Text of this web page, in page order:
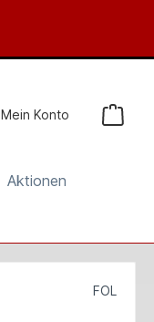
Mein Konto
Aktionen
FOL